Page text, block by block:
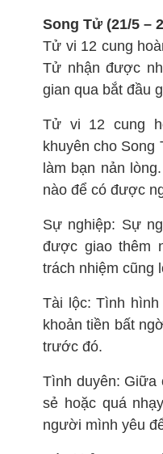
Song Tử (21/5 –
Tử vi 12 cung
Tử nhận được
gian qua bắt đầu
Tử vi 12 cung
khuyên cho
làm bạn nản
nào để có được
Sự nghiệp: Sự
được giao thêm
trách nhiệm cũng
Tài lộc: Tình
khoản tiền bất
trước đó.
Tình duyên: Giữa
sẻ hoặc quá
người mình yêu